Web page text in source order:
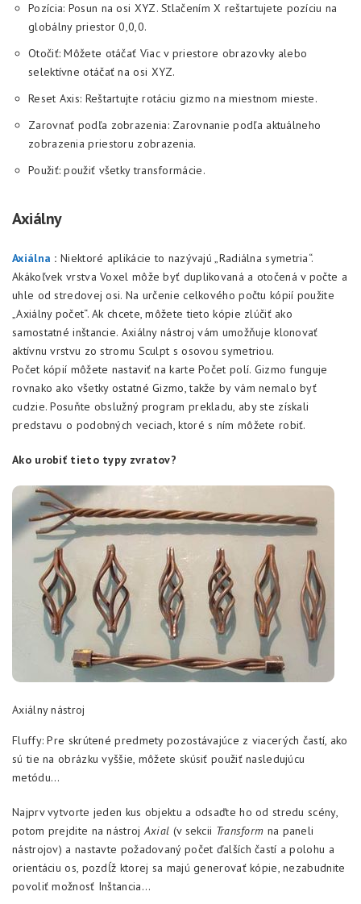
Pozícia: Posun na osi XYZ. Stlačením X reštartujete pozíciu na
globálny priestor 0,0,0.
Otočiť: Môžete otáčať Viac v priestore obrazovky alebo
selektívne otáčať na osi XYZ.
Reset Axis: Reštartujte rotáciu gizmo na miestnom mieste.
Zarovnať podľa zobrazenia: Zarovnanie podľa aktuálneho
zobrazenia priestoru zobrazenia.
Použiť: použiť všetky transformácie.
Axiálny
Axiálna : Niektoré aplikácie to nazývajú „Radiálna symetria“.
Akákoľvek vrstva Voxel môže byť duplikovaná a otočená v počte a
uhle od stredovej osi. Na určenie celkového počtu kópií použite
„Axiálny počet“. Ak chcete, môžete tieto kópie zlúčiť ako
samostatné inštancie. Axiálny nástroj vám umožňuje klonovať
aktívnu vrstvu zo stromu Sculpt s osovou symetriou.
Počet kópií môžete nastaviť na karte Počet polí. Gizmo funguje
rovnako ako všetky ostatné Gizmo, takže by vám nemalo byť
cudzie. Posuňte obslužný program prekladu, aby ste získali
predstavu o podobných veciach, ktoré s ním môžete robiť.
Ako urobiť tieto typy zvratov?
Axiálny nástroj
Fluffy: Pre skrútené predmety pozostávajúce z viacerých častí, ako
sú tie na obrázku vyššie, môžete skúsiť použiť nasledujúcu
metódu…
Najprv vytvorte jeden kus objektu a odsaďte ho od stredu scény,
potom prejdite na nástrojAxial (v sekcii Transform na paneli
nástrojov) a nastavte požadovaný počet ďalších častí a polohu a
orientáciu os, pozdĺž ktorej sa majú generovať kópie, nezabudnite
povoliť možnosť Inštancia…